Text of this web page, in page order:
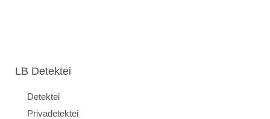
LB Detektei
Detektei
Privadetektei